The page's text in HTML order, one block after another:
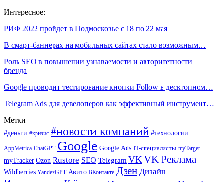
Интересное:
РИФ 2022 пройдет в Подмосковье с 18 по 22 мая
В смарт-баннерах на мобильных сайтах стало возможным…
Роль SEO в повышении узнаваемости и авторитетности
бренда
Google проводит тестирование кнопки Follow в десктопном…
Telegram Ads для девелоперов как эффективный инструмент…
Метки
#деньги #кризис #новости компаний #технологии
AppMetrica ChatGPT Google Google Ads IT-специалисты myTarget
myTracker Ozon Rustore SEO Telegram VK VK Реклама
Wildberries YandexGPT Авито ВКонтакте Дзен Дизайн